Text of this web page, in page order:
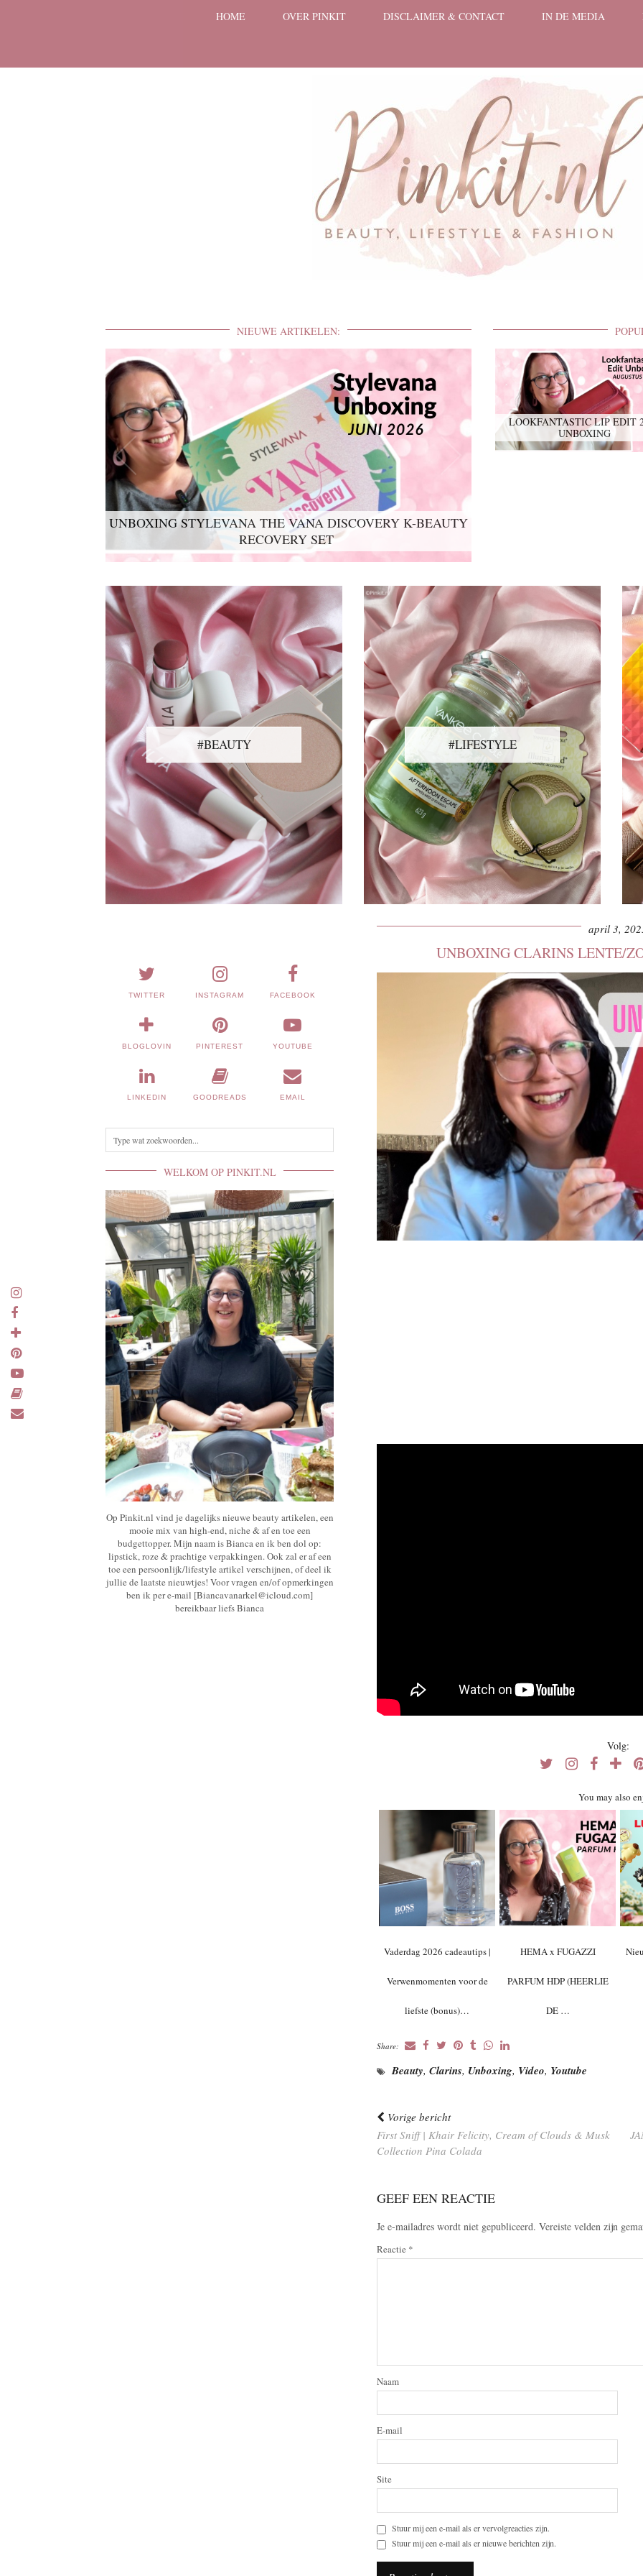
HOME OVER PINKIT DISCLAIMER & CONTACT IN DE MEDIA
LOOKFANTASTIC LIP EDIT
UNBOXING
NIEUWE ARTIKELEN:
UNBOXING STYLEVANA THE VANA DISCOVERY K-BEAUTY
RECOVERY SET
#BEAUTY #LIFESTYLE
april 3,
UNBOXING CLARINS LENTE/
Volg:
You may also
Vaderdag 2026 cadeautips |
Verwenmomenten voor de
liefste (bonus)…
HEMA x FUGAZZI
PARFUM HDP (HEERLIE
DE …
Share:
Beauty, Clarins, Unboxing, Video, Youtube
Vorige bericht
First Sniff | Khair Felicity, Cream of Clouds & Musk
Collection Pina Colada
GEEF EEN REACTIE
Je e-mailadres wordt niet gepubliceerd. Vereiste velden zijn
Reactie *
Naam
E-mail
Site
Stuur mij een e-mail als er vervolgreacties zijn.
Stuur mij een e-mail als er nieuwe berichten zijn.
TWITTER INSTAGRAM FACEBOOK
BLOGLOVIN PINTEREST YOUTUBE
LINKEDIN GOODREADS EMAIL
WELKOM OP PINKIT.NL
Op Pinkit.nl vind je dagelijks nieuwe beauty artikelen, een
mooie mix van high-end, niche & af en toe een
budgettopper. Mijn naam is Bianca en ik ben dol op:
lipstick, roze & prachtige verpakkingen. Ook zal er af een
toe een persoonlijk/lifestyle artikel verschijnen, of deel ik
jullie de laatste nieuwtjes! Voor vragen en/of opmerkingen
ben ik per e-mail [Biancavanarkel@icloud.com]
bereikbaar liefs Bianca